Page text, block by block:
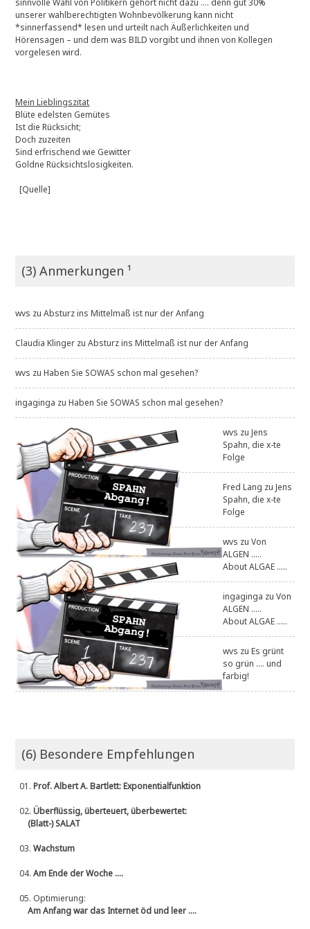
sinnvolle Wahl von Politikern gehört nicht dazu …. denn gut 30%
unserer wahlberechtigten Wohnbevölkerung kann nicht
*sinnerfassend* lesen und urteilt nach Äußerlichkeiten und
Hörensagen – und dem was BILD vorgibt und ihnen von Kollegen
vorgelesen wird.
Mein Lieblingszitat
Blüte edelsten Gemütes
Ist die Rücksicht;
Doch zuzeiten
Sind erfrischend wie Gewitter
Goldne Rücksichtslosigkeiten.
[Quelle]
(3) Anmerkungen ¹
wvs zuAbsturz ins Mittelmaß ist nur der Anfang
Claudia Klinger zuAbsturz ins Mittelmaß ist nur der Anfang
wvs zuHaben Sie SOWAS schon mal gesehen?
ingaginga zuHaben Sie SOWAS schon mal gesehen?
wvs zuJens
Spahn, die x-te
Folge
Fred Lang zuJens
Spahn, die x-te
Folge
wvs zuVon
ALGEN .....
About ALGAE .....
ingaginga zuVon
ALGEN .....
About ALGAE .....
wvs zuEs grünt
so grün .... und
farbig!
(6) Besondere Empfehlungen
01.Prof. Albert A. Bartlett: Exponentialfunktion
02.Überflüssig, überteuert, überbewertet:
(Blatt-) SALAT
03.Wachstum
04.Am Ende der Woche ....
05. Optimierung:
Am Anfang war das Internet öd und leer ....